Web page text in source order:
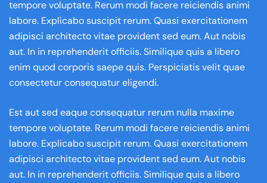
tempore voluptate. Rerum modi facere reiciendis animi
labore. Explicabo suscipit rerum. Quasi exercitationem
adipisci architecto vitae provident sed eum. Aut nobis
aut. In in reprehenderit officiis. Similique quis a libero
enim quod corporis saepe quis. Perspiciatis velit quae
consectetur consequatur eligendi.
Est aut sed eaque consequatur rerum nulla maxime
tempore voluptate. Rerum modi facere reiciendis animi
labore. Explicabo suscipit rerum. Quasi exercitationem
adipisci architecto vitae provident sed eum. Aut nobis
aut. In in reprehenderit officiis. Similique quis a libero